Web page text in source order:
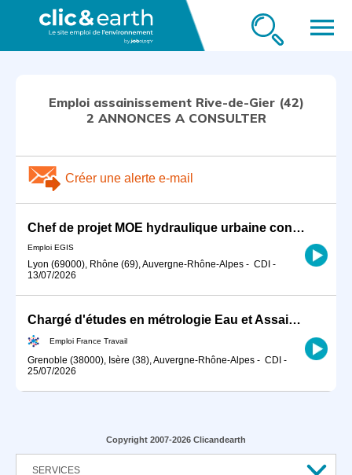
menu
Emploi assainissement Rive-de-Gier (42)
2 ANNONCES A CONSULTER
Créer une alerte e-mail
Chef de projet MOE hydraulique urbaine confirmé H/F
Emploi EGIS
Lyon (69000), Rhône (69), Auvergne-Rhône-Alpes - CDI -
13/07/2026
Chargé d'études en métrologie Eau et Assainissement (H/F)
Emploi France Travail
Grenoble (38000), Isère (38), Auvergne-Rhône-Alpes - CDI -
25/07/2026
Copyright 2007-2026 Clicandearth
SERVICES